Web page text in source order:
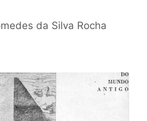
da Silva Rocha